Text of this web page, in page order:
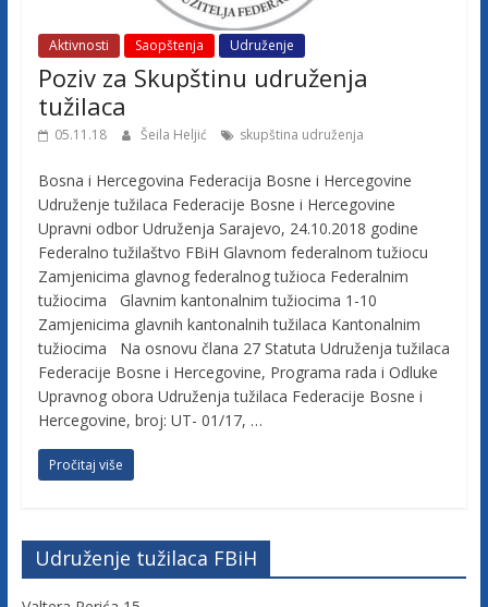
e
t
u
ž
a
a
Aktivnosti Saopštenja Udruženje
Poziv za Skupštinu udruženja
tužilaca
05.11.18 Šeila Heljić skupština udruženja
Bosna i Hercegovina Federacija Bosne i Hercegovine
Udruženje tužilaca Federacije Bosne i Hercegovine
Upravni odbor Udruženja Sarajevo, 24.10.2018 godine
Federalno tužilaštvo FBiH Glavnom federalnom tužiocu
Zamjenicima glavnog federalnog tužioca Federalnim
tužiocima Glavnim kantonalnim tužiocima 1-10
Zamjenicima glavnih kantonalnih tužilaca Kantonalnim
tužiocima Na osnovu člana 27 Statuta Udruženja tužilaca
Federacije Bosne i Hercegovine, Programa rada i Odluke
Upravnog obora Udruženja tužilaca Federacije Bosne i
Hercegovine, broj: UT- 01/17, …
Pročitaj više
Udruženje tužilaca FBiH